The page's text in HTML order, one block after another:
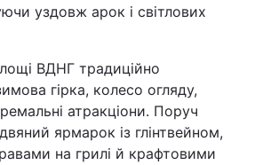
уздовж арок і світлових
ВДНГ традиційно
гірка, колесо огляду,
атракціони. Поруч
ярмарок із глінтвейном,
на грилі й крафтовими